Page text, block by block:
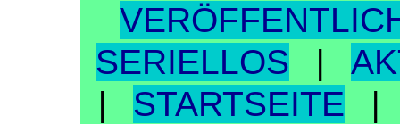
SERIELLOS
STARTSEITE